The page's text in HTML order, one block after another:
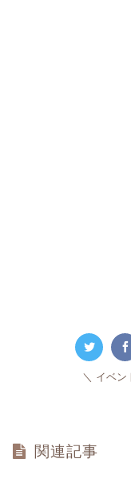
イベン
関連記事